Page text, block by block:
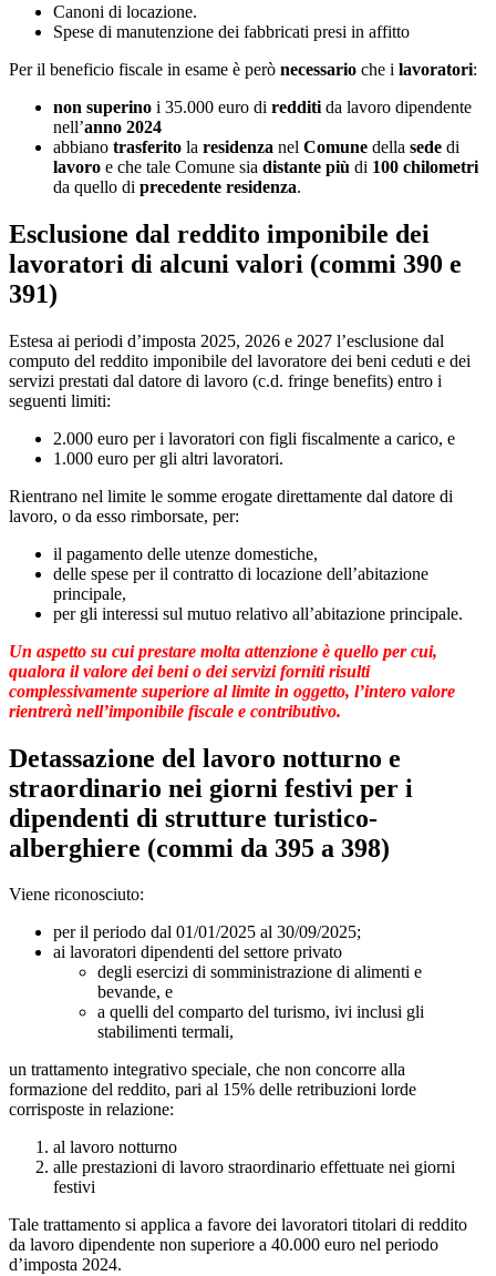
Canoni di locazione.
Spese di manutenzione dei fabbricati presi in affitto
Per il beneficio fiscale in esame è però necessario che i lavoratori:
non superino i 35.000 euro di redditi da lavoro dipendente
nell’anno 2024
abbiano trasferito la residenza nel Comune della sede di
lavoro e che tale Comune sia distante più di 100 chilometri
da quello di precedente residenza.
Esclusione dal reddito imponibile dei
lavoratori di alcuni valori (commi 390 e
391)
Estesa ai periodi d’imposta 2025, 2026 e 2027 l’esclusione dal
computo del reddito imponibile del lavoratore dei beni ceduti e dei
servizi prestati dal datore di lavoro (c.d. fringe benefits) entro i
seguenti limiti:
2.000 euro per i lavoratori con figli fiscalmente a carico, e
1.000 euro per gli altri lavoratori.
Rientrano nel limite le somme erogate direttamente dal datore di
lavoro, o da esso rimborsate, per:
il pagamento delle utenze domestiche,
delle spese per il contratto di locazione dell’abitazione
principale,
per gli interessi sul mutuo relativo all’abitazione principale.
Un aspetto su cui prestare molta attenzione è quello per cui,
qualora il valore dei beni o dei servizi forniti risulti
complessivamente superiore al limite in oggetto, l’intero valore
rientrerà nell’imponibile fiscale e contributivo.
Detassazione del lavoro notturno e
straordinario nei giorni festivi per i
dipendenti di strutture turistico-
alberghiere (commi da 395 a 398)
Viene riconosciuto:
per il periodo dal 01/01/2025 al 30/09/2025;
ai lavoratori dipendenti del settore privato
degli esercizi di somministrazione di alimenti e
bevande, e
a quelli del comparto del turismo, ivi inclusi gli
stabilimenti termali,
un trattamento integrativo speciale, che non concorre alla
formazione del reddito, pari al 15% delle retribuzioni lorde
corrisposte in relazione:
al lavoro notturno
alle prestazioni di lavoro straordinario effettuate nei giorni
festivi
Tale trattamento si applica a favore dei lavoratori titolari di reddito
da lavoro dipendente non superiore a 40.000 euro nel periodo
d’imposta 2024.